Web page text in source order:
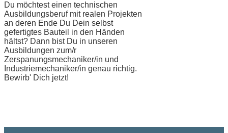
Du möchtest einen technischen
Ausbildungsberuf mit realen Projekten
an deren Ende Du Dein selbst
gefertigtes Bauteil in den Händen
hältst? Dann bist Du in unseren
Ausbildungen zum/r
Zerspanungsmechaniker/in und
Industriemechaniker/in genau richtig.
Bewirb' Dich jetzt!